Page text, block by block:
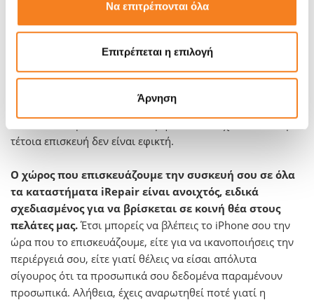
Να επιτρέπονται όλα
Επιτρέπεται η επιλογή
Άρνηση
επισκευές ολοκληρώνονται σε ελάχιστο χρόνο
σπάσει ή χαλάσει μπορούμε να το αντικαταστήσουμε
άμεσα. Με εξειδίκευση στις επισκευές iPhone που έχουν
υποστεί βλάβη από νερό ή ακόμα και σε προβλήματα της
μητρικής πλακέτας αναλαμβάνουμε την επισκευή τέτοιων
τέτοια επισκευή δεν είναι εφικτή.
Ο χώρος που επισκευάζουμε την συσκευή σου σε όλα
τα καταστήματα iRepair είναι ανοιχτός, ειδικά
σχεδιασμένος για να βρίσκεται σε κοινή θέα στους
πελάτες μας.Έτσι μπορείς να βλέπεις το iPhone σου την
ώρα που το επισκευάζουμε, είτε για να ικανοποιήσεις την
περιέργειά σου, είτε γιατί θέλεις να είσαι απόλυτα
σίγουρος ότι τα προσωπικά σου δεδομένα παραμένουν
προσωπικά. Αλήθεια, έχεις αναρωτηθεί ποτέ γιατί η